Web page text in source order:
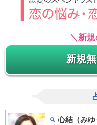
＼新
新規
心結（み